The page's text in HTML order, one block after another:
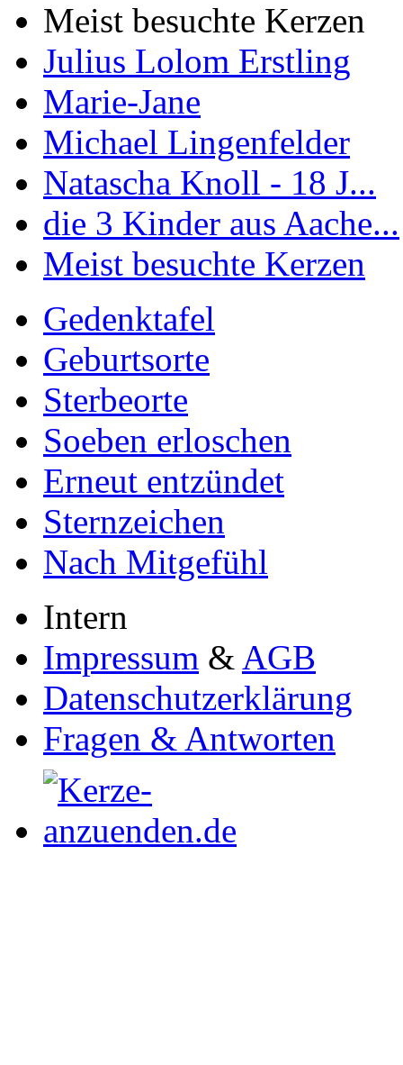
Meist besuchte Kerzen
Julius Lolom Erstling
Marie-Jane
Michael Lingenfelder
Natascha Knoll - 18 J...
die 3 Kinder aus Aache...
Meist besuchte Kerzen
Gedenktafel
Geburtsorte
Sterbeorte
Soeben erloschen
Erneut entzündet
Sternzeichen
Nach Mitgefühl
Intern
Impressum & AGB
Datenschutzerklärung
Fragen & Antworten